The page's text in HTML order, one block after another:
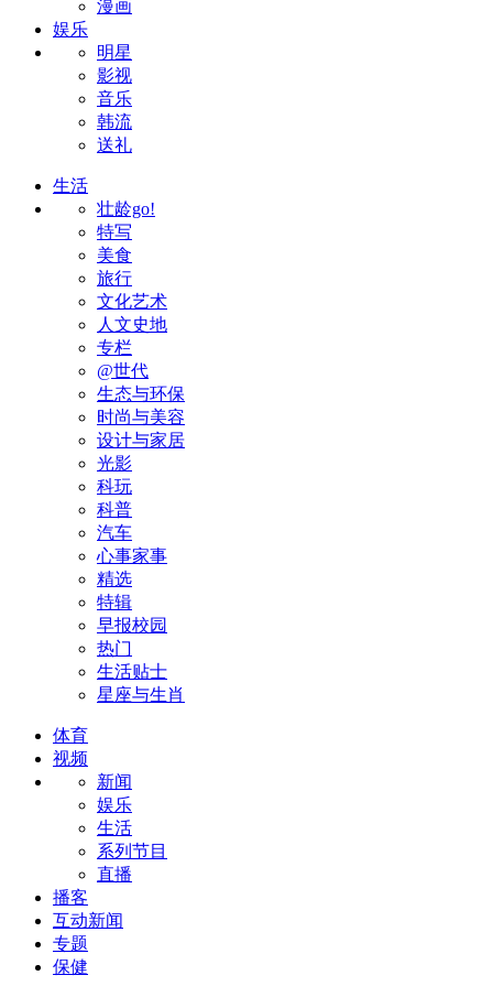
漫画
娱乐
明星
影视
音乐
韩流
送礼
生活
壮龄go!
特写
美食
旅行
文化艺术
人文史地
专栏
@世代
生态与环保
时尚与美容
设计与家居
光影
科玩
科普
汽车
心事家事
精选
特辑
早报校园
热门
生活贴士
星座与生肖
体育
视频
新闻
娱乐
生活
系列节目
直播
播客
互动新闻
专题
保健